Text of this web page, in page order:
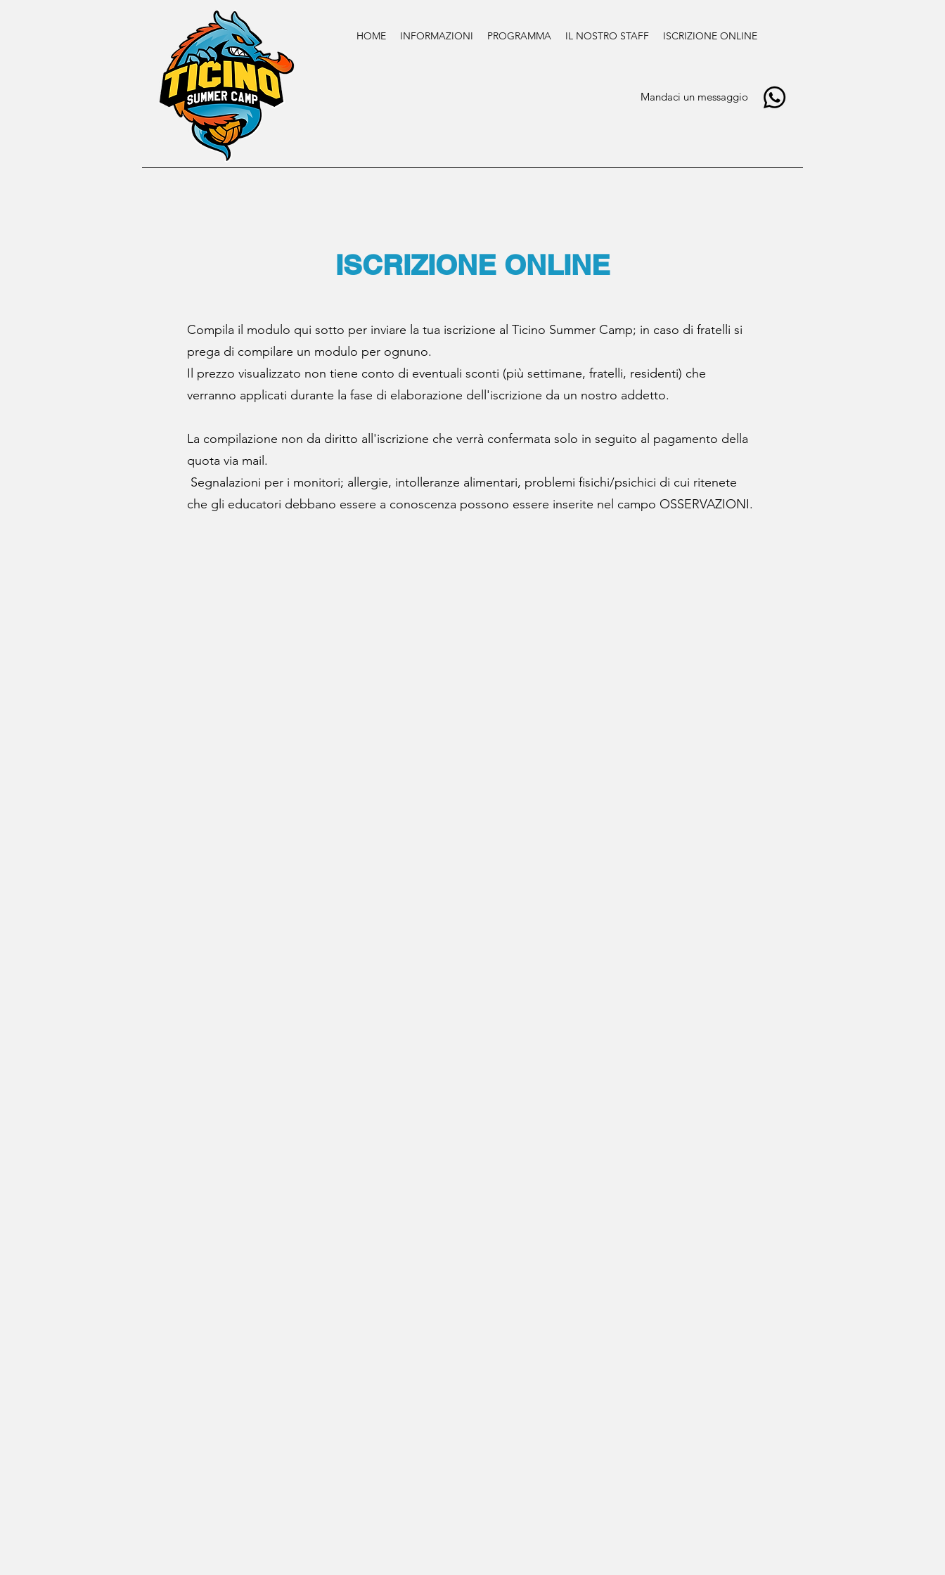
HOME INFORMAZIONI PROGRAMMA IL NOSTRO STAFF ISCRIZIONE ONLINE
Mandaci un messaggio
ISCRIZIONE ONLINE
Compila il modulo qui sotto per inviare la tua iscrizione al Ticino Summer Camp; in caso di fratelli si
prega di compilare un modulo per ognuno.
Il prezzo visualizzato non tiene conto di eventuali sconti (più settimane, fratelli, residenti) che
verranno applicati durante la fase di elaborazione dell'iscrizione da un nostro addetto.
La compilazione non da diritto all'iscrizione che verrà confermata solo in seguito al pagamento della
quota via mail.
Segnalazioni per i monitori; allergie, intolleranze alimentari, problemi fisichi/psichici di cui ritenete
che gli educatori debbano essere a conoscenza possono essere inserite nel campo OSSERVAZIONI.